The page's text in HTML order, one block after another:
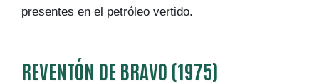
presentes en el petróleo vertido.
REVENTÓN DE BRAVO (1975)